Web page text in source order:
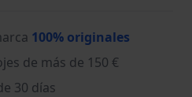
100% originales
de más de 150 €
30 días